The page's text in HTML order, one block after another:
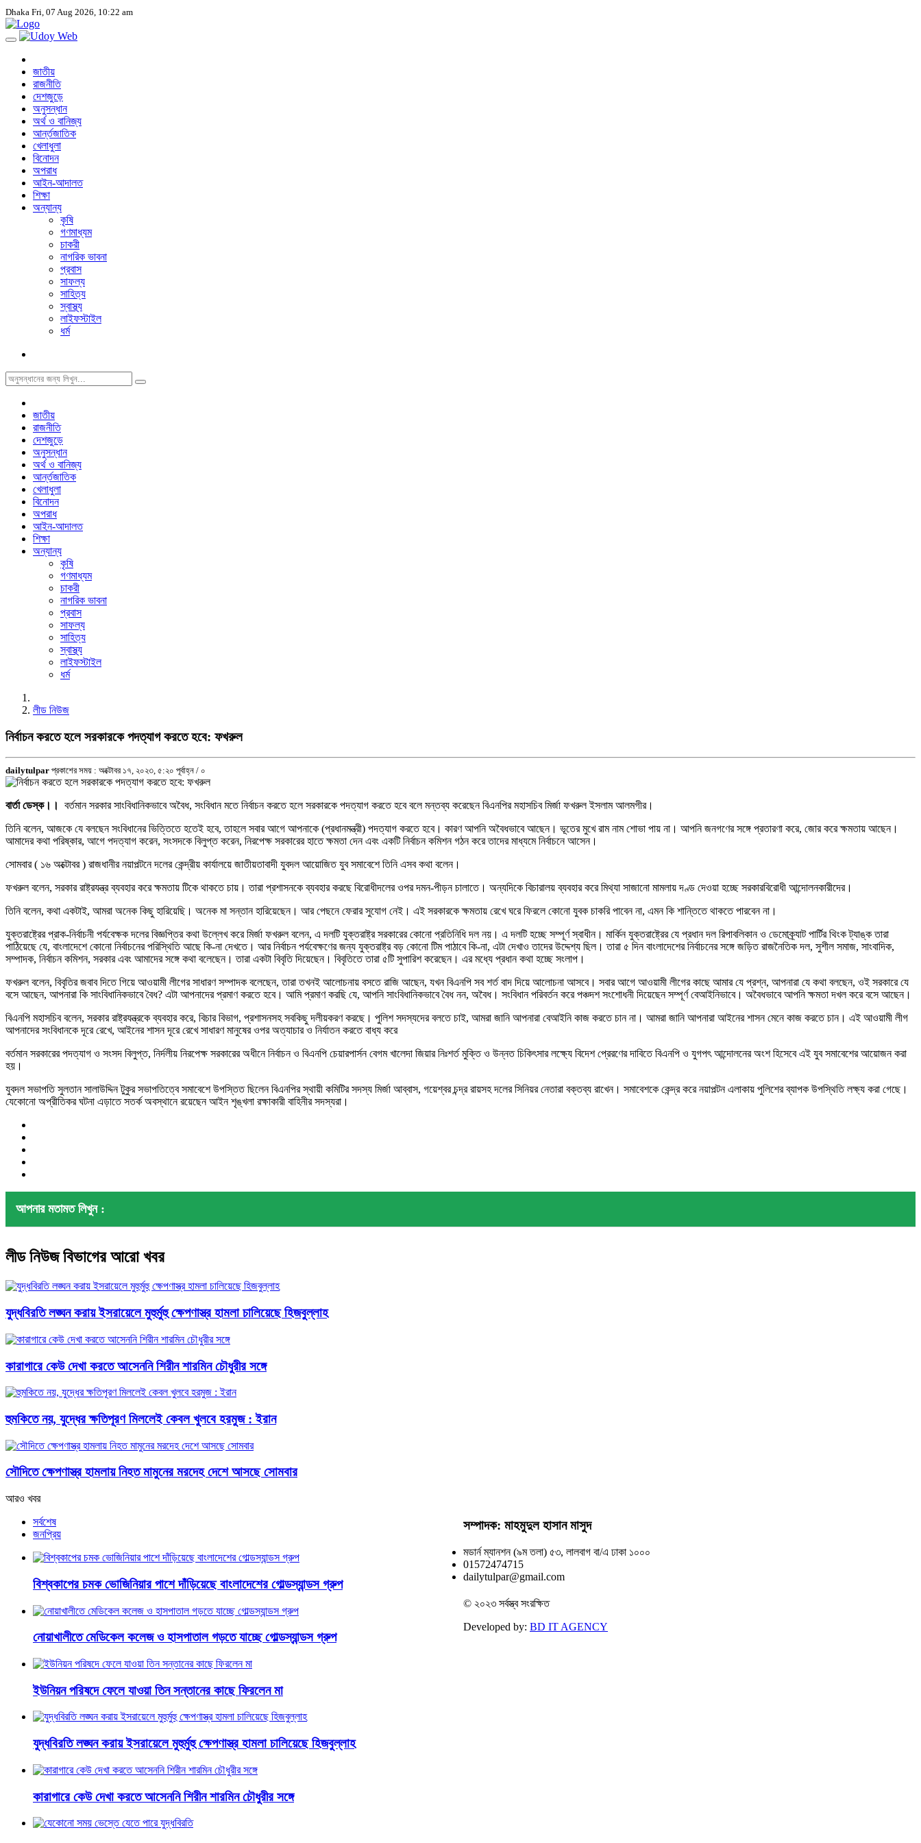
Dhaka Fri, 07 Aug 2026, 10:22 am
জাতীয়
রাজনীতি
দেশজুড়ে
অনুসন্ধান
অর্থ ও বানিজ্য
আর্ন্তজাতিক
খেলাধুলা
বিনোদন
অপরাধ
আইন-আদালত
শিক্ষা
অন্যান্য
কৃষি
গণমাধ্যম
চাকরী
নাগরিক ভাবনা
প্রবাস
সাফল্য
সাহিত্য
স্বাস্থ্য
লাইফস্টাইল
ধর্ম
জাতীয়
রাজনীতি
দেশজুড়ে
অনুসন্ধান
অর্থ ও বানিজ্য
আর্ন্তজাতিক
খেলাধুলা
বিনোদন
অপরাধ
আইন-আদালত
শিক্ষা
অন্যান্য
কৃষি
গণমাধ্যম
চাকরী
নাগরিক ভাবনা
প্রবাস
সাফল্য
সাহিত্য
স্বাস্থ্য
লাইফস্টাইল
ধর্ম
লীড নিউজ
নির্বাচন করতে হলে সরকারকে পদত্যাগ করতে হবে: ফখরুল
dailytulpar প্রকাশের সময় : অক্টোবর ১৭, ২০২৩, ৫:২০ পূর্বাহ্ন / ০
বার্তা ডেস্ক।।
বর্তমান সরকার সাংবিধানিকভাবে অবৈধ, সংবিধান মতে নির্বাচন করতে হলে সরকারকে পদত্যাগ করতে হবে বলে মন্তব্য করেছেন বিএনপির মহাসচিব মির্জা ফখরুল ইসলাম আলমগীর।
তিনি বলেন, আজকে যে বলছেন সংবিধানের ভিত্তিতে হতেই হবে, তাহলে সবার আগে আপনাকে (প্রধানমন্ত্রী) পদত্যাগ করতে হবে। কারণ আপনি অবৈধভাবে আছেন। ভূতের মুখে রাম নাম শোভা পায় না। আপনি জনগণের সঙ্গে প্রতারণা করে, জোর করে ক্ষমতায় আছেন।
আমাদের কথা পরিষ্কার, আগে পদত্যাগ করেন, সংসদকে বিলুপ্ত করেন, নিরপেক্ষ সরকারের হাতে ক্ষমতা দেন এবং একটি নির্বাচন কমিশন গঠন করে তাদের মাধ্যমে নির্বাচনে আসেন।
সোমবার ( ১৬ অক্টোবর ) রাজধানীর নয়াপল্টনে দলের কেন্দ্রীয় কার্যালয়ে জাতীয়তাবাদী যুবদল আয়োজিত যুব সমাবেশে তিনি এসব কথা বলেন।
ফখরুল বলেন, সরকার রাষ্ট্রযন্ত্র ব্যবহার করে ক্ষমতায় টিকে থাকতে চায়। তারা প্রশাসনকে ব্যবহার করছে বিরোধীদলের ওপর দমন-পীড়ন চালাতে। অন্যদিকে বিচারালয় ব্যবহার করে মিথ্যা সাজানো মামলায় দণ্ড দেওয়া হচ্ছে সরকারবিরোধী আন্দোলনকারীদের।
তিনি বলেন, কথা একটাই, আমরা অনেক কিছু হারিয়েছি। অনেক মা সন্তান হারিয়েছেন। আর পেছনে ফেরার সুযোগ নেই। এই সরকারকে ক্ষমতায় রেখে ঘরে ফিরলে কোনো যুবক চাকরি পাবেন না, এমন কি শান্তিতে থাকতে পারবেন না।
যুক্তরাষ্ট্রের প্রাক-নির্বাচনী পর্যবেক্ষক দলের বিজ্ঞপ্তির কথা উল্লেখ করে মির্জা ফখরুল বলেন, এ দলটি যুক্তরাষ্ট্র সরকারের কোনো প্রতিনিধি দল নয়। এ দলটি হচ্ছে সম্পূর্ণ স্বাধীন। মার্কিন যুক্তরাষ্ট্রের যে প্রধান দল রিপাবলিকান ও ডেমোক্র্যাট পার্টির থিংক ট্যাঙ্ক তারা
পাঠিয়েছে যে, বাংলাদেশে কোনো নির্বাচনের পরিস্থিতি আছে কি-না দেখতে। আর নির্বাচন পর্যবেক্ষণের জন্য যুক্তরাষ্ট্র বড় কোনো টিম পাঠাবে কি-না, এটা দেখাও তাদের উদ্দেশ্য ছিল। তারা ৫ দিন বাংলাদেশের নির্বাচনের সঙ্গে জড়িত রাজনৈতিক দল, সুশীল সমাজ, সাংবাদিক,
সম্পাদক, নির্বাচন কমিশন, সরকার এবং আমাদের সঙ্গে কথা বলেছেন। তারা একটা বিবৃতি দিয়েছেন। বিবৃতিতে তারা ৫টি সুপারিশ করেছেন। এর মধ্যে প্রধান কথা হচ্ছে সংলাপ।
ফখরুল বলেন, বিবৃতির জবাব দিতে গিয়ে আওয়ামী লীগের সাধারণ সম্পাদক বলেছেন, তারা তখনই আলোচনায় বসতে রাজি আছেন, যখন বিএনপি সব শর্ত বাদ দিয়ে আলোচনা আসবে। সবার আগে আওয়ামী লীগের কাছে আমার যে প্রশ্ন, আপনারা যে কথা বলছেন, ওই সরকারে যে
বসে আছেন, আপনারা কি সাংবিধানিকভাবে বৈধ? এটা আপনাদের প্রমাণ করতে হবে। আমি প্রমাণ করছি যে, আপনি সাংবিধানিকভাবে বৈধ নন, অবৈধ। সংবিধান পরিবর্তন করে পঞ্চদশ সংশোধনী দিয়েছেন সম্পূর্ণ বেআইনিভাবে। অবৈধভাবে আপনি ক্ষমতা দখল করে বসে আছেন।
বিএনপি মহাসচিব বলেন, সরকার রাষ্ট্রযন্ত্রকে ব্যবহার করে, বিচার বিভাগ, প্রশাসনসহ সবকিছু দলীয়করণ করছে। পুলিশ সদস্যদের বলতে চাই, আমরা জানি আপনারা বেআইনি কাজ করতে চান না। আমরা জানি আপনারা আইনের শাসন মেনে কাজ করতে চান। এই আওয়ামী লীগ
আপনাদের সংবিধানকে দূরে রেখে, আইনের শাসন দূরে রেখে সাধারণ মানুষের ওপর অত্যাচার ও নির্যাতন করতে বাধ্য করে
বর্তমান সরকারের পদত্যাগ ও সংসদ বিলুপ্ত, নির্দলীয় নিরপেক্ষ সরকারের অধীনে নির্বাচন ও বিএনপি চেয়ারপার্সন বেগম খালেদা জিয়ার নিঃশর্ত মুক্তি ও উন্নত চিকিৎসার লক্ষ্যে বিদেশ প্রেরণের দাবিতে বিএনপি ও যুগপৎ আন্দোলনের অংশ হিসেবে এই যুব সমাবেশের আয়োজন করা
হয়।
যুবদল সভাপতি সুলতান সালাউদ্দিন টুকুর সভাপতিত্বে সমাবেশে উপস্তিত ছিলেন বিএনপির স্থায়ী কমিটির সদস্য মির্জা আব্বাস, গয়েশ্বর চন্দ্র রায়সহ দলের সিনিয়র নেতারা বক্তব্য রাখেন। সমাবেশকে কেন্দ্র করে নয়াপল্টন এলাকায় পুলিশের ব্যাপক উপস্থিতি লক্ষ্য করা গেছে।
যেকোনো অপ্রীতিকর ঘটনা এড়াতে সতর্ক অবস্থানে রয়েছেন আইন শৃঙ্খলা রক্ষাকারী বাহিনীর সদস্যরা।
আপনার মতামত লিখুন :
লীড নিউজ বিভাগের আরো খবর
যুদ্ধবিরতি লঙ্ঘন করায় ইসরায়েলে মুহুর্মুহু ক্ষেপণাস্ত্র হামলা চালিয়েছে হিজবুল্লাহ
কারাগারে কেউ দেখা করতে আসেননি শিরীন শারমিন চৌধুরীর সঙ্গে
হুমকিতে নয়, যুদ্ধের ক্ষতিপূরণ মিললেই কেবল খুলবে হরমুজ : ইরান
সৌদিতে ক্ষেপণাস্ত্র হামলায় নিহত মামুনের মরদেহ দেশে আসছে সোমবার
আরও খবর
সর্বশেষ
জনপ্রিয়
বিশ্বকাপের চমক ভোজিনিয়ার পাশে দাঁড়িয়েছে বাংলাদেশের গোল্ডস্যান্ডস গ্রুপ
নোয়াখালীতে মেডিকেল কলেজ ও হাসপাতাল গড়তে যাচ্ছে গোল্ডস্যান্ডস গ্রুপ
ইউনিয়ন পরিষদে ফেলে যাওয়া তিন সন্তানের কাছে ফিরলেন মা
যুদ্ধবিরতি লঙ্ঘন করায় ইসরায়েলে মুহুর্মুহু ক্ষেপণাস্ত্র হামলা চালিয়েছে হিজবুল্লাহ
কারাগারে কেউ দেখা করতে আসেননি শিরীন শারমিন চৌধুরীর সঙ্গে
সম্পাদক: মাহমুদুল হাসান মাসুদ
মডার্ন ম্যানশন (৯ম তলা) ৫৩, লালবাগ বা/এ ঢাকা ১০০০
01572474715
dailytulpar@gmail.com
© ২০২৩ সর্বস্ত্ব সংরক্ষিত
Developed by: BD IT AGENCY